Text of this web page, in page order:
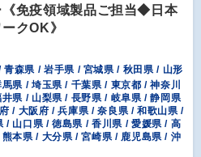
免疫領域製品ご担当◆日本
クOK》
青森県 / 岩手県 / 宮城県 / 秋田県 / 山形
県 / 埼玉県 / 千葉県 / 東京都 / 神奈川
県 / 山梨県 / 長野県 / 岐阜県 / 静岡県
/ 大阪府 / 兵庫県 / 奈良県 / 和歌山県 /
/ 山口県 / 徳島県 / 香川県 / 愛媛県 / 高
本県 / 大分県 / 宮崎県 / 鹿児島県 / 沖